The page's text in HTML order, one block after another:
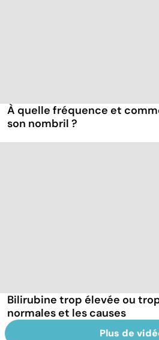
À quelle fréquence et
son nombril ?
Bilirubine trop élevée ou
normales et les causes
Plus de